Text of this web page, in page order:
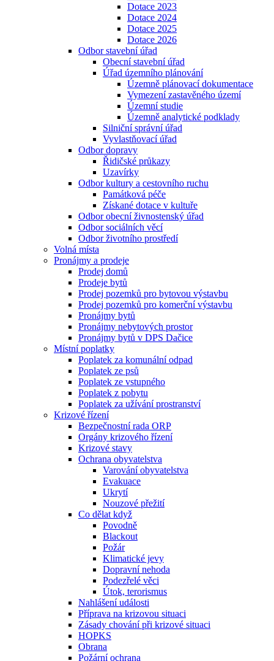
Dotace 2023
Dotace 2024
Dotace 2025
Dotace 2026
Odbor stavební úřad
Obecní stavební úřad
Úřad územního plánování
Územně plánovací dokumentace
Vymezení zastavěného území
Územní studie
Územně analytické podklady
Silniční správní úřad
Vyvlastňovací úřad
Odbor dopravy
Řidičské průkazy
Uzavírky
Odbor kultury a cestovního ruchu
Památková péče
Získané dotace v kultuře
Odbor obecní živnostenský úřad
Odbor sociálních věcí
Odbor životního prostředí
Volná místa
Pronájmy a prodeje
Prodej domů
Prodeje bytů
Prodej pozemků pro bytovou výstavbu
Prodej pozemků pro komerční výstavbu
Pronájmy bytů
Pronájmy nebytových prostor
Pronájmy bytů v DPS Dačice
Místní poplatky
Poplatek za komunální odpad
Poplatek ze psů
Poplatek ze vstupného
Poplatek z pobytu
Poplatek za užívání prostranství
Krizové řízení
Bezpečnostní rada ORP
Orgány krizového řízení
Krizové stavy
Ochrana obyvatelstva
Varování obyvatelstva
Evakuace
Ukrytí
Nouzové přežití
Co dělat když
Povodně
Blackout
Požár
Klimatické jevy
Dopravní nehoda
Podezřelé věci
Útok, terorismus
Nahlášení události
Příprava na krizovou situaci
Zásady chování při krizové situaci
HOPKS
Obrana
Požární ochrana